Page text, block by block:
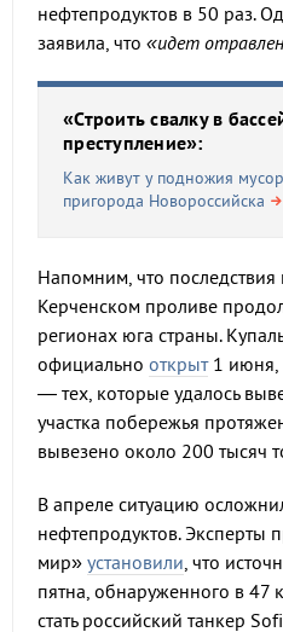
нефтепродуктов в 50 раз.
заявила, что «идет
«Строить свалку в
преступление»:
Как живут у подножия
пригорода Новороссийска
Напомним, что последствия
Керченском проливе
регионах юга страны.
официально открыт1 июня,
— тех, которые удалось
участка побережья
вывезено около 200 тысяч
В апреле ситуацию
нефтепродуктов. Эксперты
мир» установили, что
пятна, обнаруженного в 47
стать российский танкер